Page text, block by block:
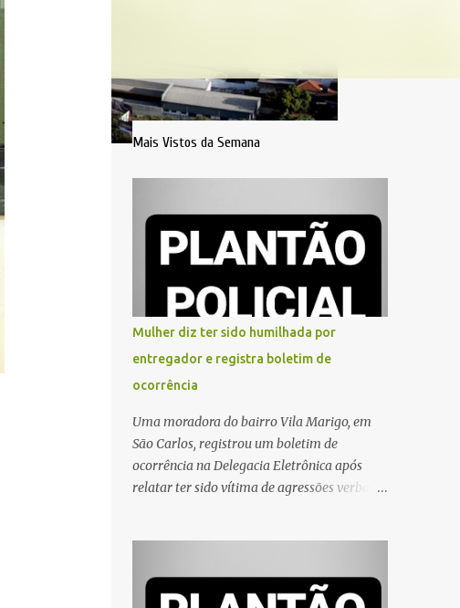
Mais Vistos da Semana
Mulher diz ter sido humilhada por
entregador e registra boletim de
ocorrência
Uma moradora do bairro Vila Marigo, em
São Carlos, registrou um boletim de
ocorrência na Delegacia Eletrônica após
relatar ter sido vítima de agressões verbais
feira (31). A mulher afirmou que o
entregador teria acionado o interfone de